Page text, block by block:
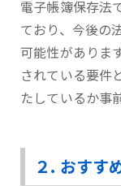
電子帳簿保存法
ており、今後の
可能性がありま
されている要件
たしているか事
２. おすす